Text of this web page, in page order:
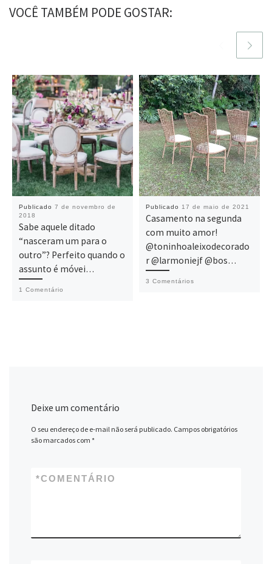
VOCÊ TAMBÉM PODE GOSTAR:
Publicado7 de novembro de
2018
Sabe aquele ditado
“nasceram um para o
outro”? Perfeito quando o
assunto é móvei…
1 Comentário
Publicado 17 de maio de 2021
Casamento na segunda
com muito amor!
@toninhoaleixodecorado
r @larmoniejf @bos…
3 Comentários
Deixe um comentário
O seu endereço de e-mail não será publicado. Campos obrigatórios
são marcados com*
COMENTÁRIO
*